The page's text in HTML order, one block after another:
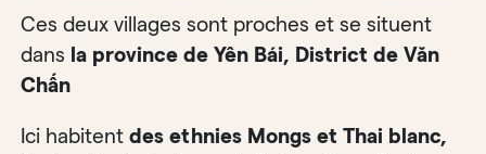
Ces deux villages sont proches et se situent
dans la province de Yên Bái, District de Văn
Chấn
Ici habitentdes ethnies Mongs et Thai blanc,